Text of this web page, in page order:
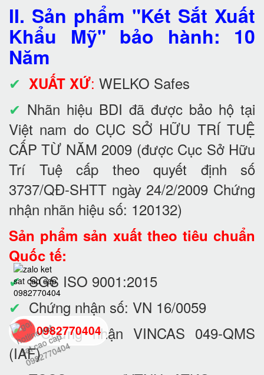
II. Sản phẩm "Két Sắt Xuất
Khẩu Mỹ" bảo hành: 10
Năm
✔ XUẤT XỨ: WELKO Safes
✔ Nhãn hiệu BDI đã được bảo hộ tại
Việt nam do CỤC SỞ HỮU TRÍ TUỆ
CẤP TỪ NĂM 2009 (được Cục Sở Hữu
Trí Tuệ cấp theo quyết định số
3737/QĐ-SHTT ngày 24/2/2009 Chứng
nhận nhãn hiệu số: 120132)
Sản phẩm sản xuất theo tiêu chuẩn
Quốc tế:
✔SGS ISO 9001:2015
✔ Chứng nhận số: VN 16/0059
✔Chứng nhận VINCAS 049-QMS
(IAF)
0982770404